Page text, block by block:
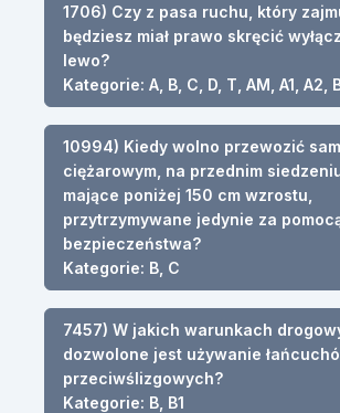
1706) Czy z pasa ruchu, który
będziesz miał prawo skręcić
lewo?
Kategorie: A, B, C, D, T, AM, A1, A2,
10994) Kiedy wolno przewozić
ciężarowym, na przednim
mające poniżej 150 cm wzrostu,
przytrzymywane jedynie za
bezpieczeństwa?
Kategorie: B, C
7457) W jakich warunkach
dozwolone jest używanie
przeciwślizgowych?
Kategorie: B, B1